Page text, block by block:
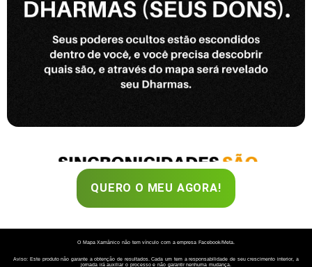
QUERO O MEU AGORA!
O Mapa Xamânico não tem vínculo com a empresa Facebook/Meta.
Aviso: Este produto não garante a obtenção de resultados. Cada um tem a responsabilidade de seu crescimento interior, a
jornada irá auxiliar o processo e não garantir nenhuma mudança.